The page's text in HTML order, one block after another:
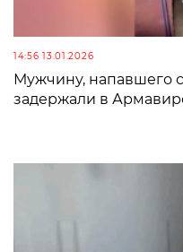
14:56 13.01.2026
Мужчину, напавшего
задержали в